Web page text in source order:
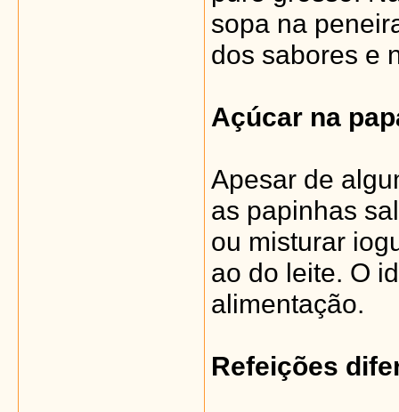
sopa na
dos sabores e
Açúcar na
Apesar de
as papinhas
ou misturar
ao do leite. O
alimentação.
Refeições